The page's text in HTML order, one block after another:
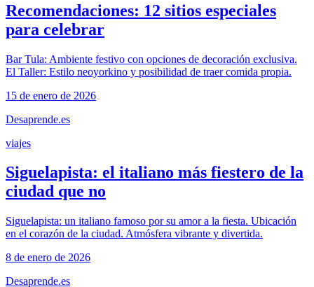
Recomendaciones: 12 sitios especiales
para celebrar
Bar Tula: Ambiente festivo con opciones de decoración exclusiva.
El Taller: Estilo neoyorkino y posibilidad de traer comida propia.
15 de enero de 2026
Desaprende.es
viajes
Siguelapista: el italiano más fiestero de la
ciudad que no
Siguelapista: un italiano famoso por su amor a la fiesta. Ubicación
en el corazón de la ciudad. Atmósfera vibrante y divertida.
8 de enero de 2026
Desaprende.es